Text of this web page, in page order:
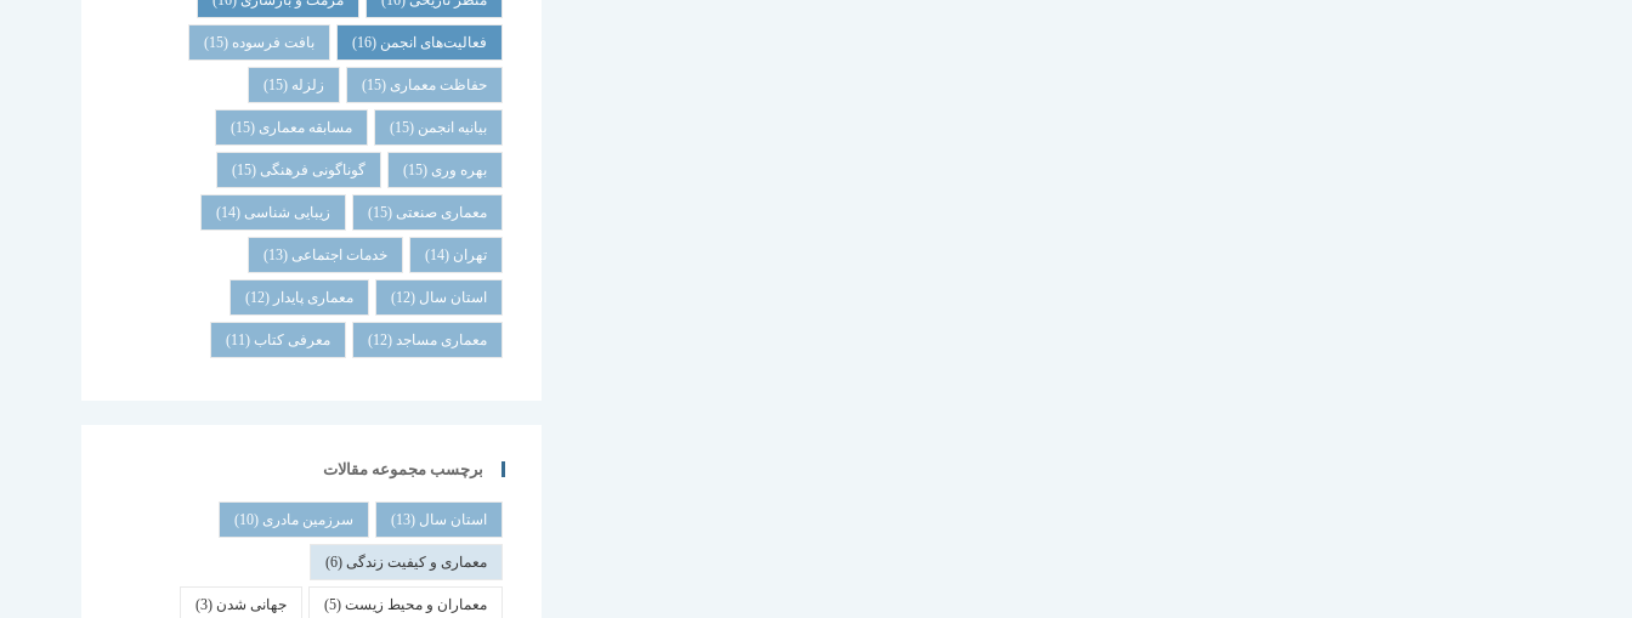
فعالیت‌های انجمن (16) بافت فرسوده (15)
حفاظت معماری (15) زلزله (15)
بیانیه انجمن (15) مسابقه معماری (15)
بهره وری (15) گوناگونی فرهنگی (15)
معماری صنعتی (15) زیبایی شناسی (14)
تهران (14) خدمات اجتماعی (13)
استان سال (12) معماری پایدار (12)
معماری مساجد(12) معرفی کتاب (11)
برچسب مجموعه مقالات
استان سال (13) سرزمین مادری (10)
معماری و کیفیت زندگی(6)
معماران و محیط زیست(5) جهانی شدن (3)